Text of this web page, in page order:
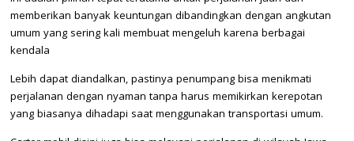
memberikan banyak keuntungan dibandingkan dengan angkutan
umum yang sering kali membuat mengeluh karena berbagai
kendala
Lebih dapat diandalkan, pastinya penumpang bisa menikmati
perjalanan dengan nyaman tanpa harus memikirkan kerepotan
yang biasanya dihadapi saat menggunakan transportasi umum.